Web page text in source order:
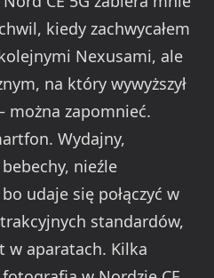
kiedy zachwycałem
Nexusami, ale
na który wywyższył
można zapomnieć.
Wydajny,
nieźle
udaje się połączyć w
standardów,
w aparatach. Kilka